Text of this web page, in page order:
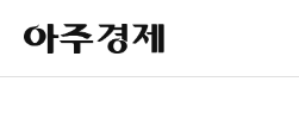
아
주
경